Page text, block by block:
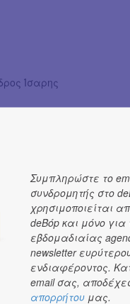
Ίσαρης
Συμπληρώστε το
συνδρομητής στο
χρησιμοποιείται
deBόp και μόνο
εβδομαδιαίας
newsletter
ενδιαφέροντος.
email σας,
απορρήτου μας.